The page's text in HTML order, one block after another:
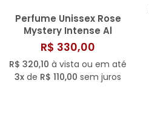
Perfume Unissex Rose
Mystery Intense Al
Wataniah Eau de
Parfum 100ml
R$ 330,00
R$ 320,10 à vista ou em até
3x de R$ 110,00 sem juros